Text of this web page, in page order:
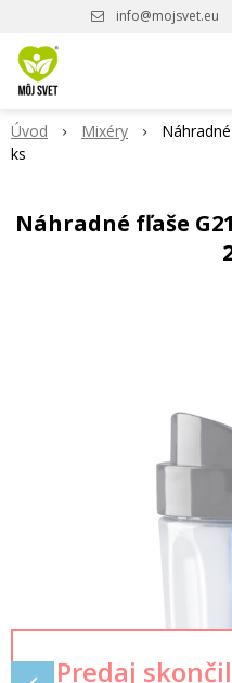
info@mojsvet.eu
Úvod Mixéry
ks
Náhradné fľaše